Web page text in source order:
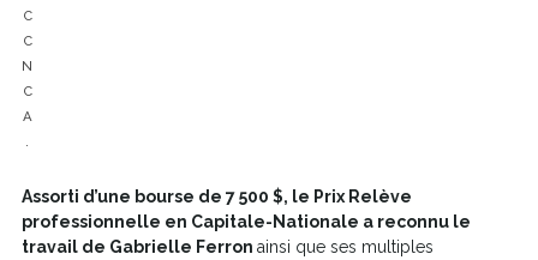
C
C
N
C
A
Assorti d’une bourse de 7 500 $, le Prix Relève
professionnelle en Capitale-Nationale a reconnu le
travail de Gabrielle Ferron ainsi que ses multiples